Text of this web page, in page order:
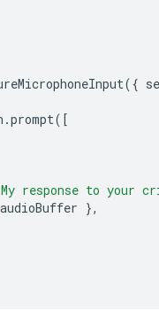
({
.prompt([
response to your
audioBuffer },